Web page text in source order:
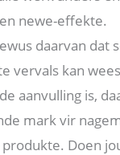
newe-effekte.
daarvan dat
vervals kan
aanvulling is,
mark vir
Doen